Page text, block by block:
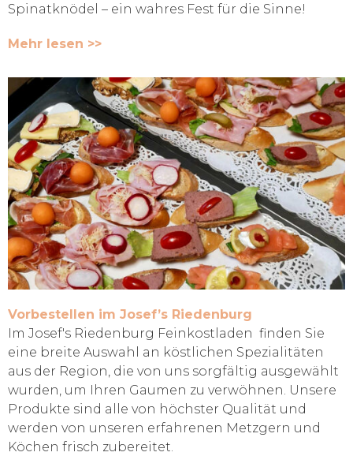
Spinatknödel – ein wahres Fest für die Sinne!
Mehr lesen >>
Vorbestellen im Josef’s Riedenburg
Im Josef's Riedenburg Feinkostladen finden Sie
eine breite Auswahl an köstlichen Spezialitäten
aus der Region, die von uns sorgfältig ausgewählt
wurden, um Ihren Gaumen zu verwöhnen. Unsere
Produkte sind alle von höchster Qualität und
werden von unseren erfahrenen Metzgern und
Köchen frisch zubereitet.